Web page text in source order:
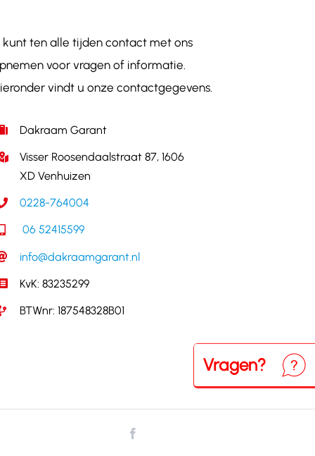
kunt ten alle tijden contact met ons
voor vragen of informatie.
vindt u onze contactgegevens.
Dakraam Garant
Visser Roosendaalstraat 87, 1606
XD Venhuizen
0228-764004
06 52415599
info@dakraamgarant.nl
KvK: 83235299
BTWnr: 187548328B01
Vragen?